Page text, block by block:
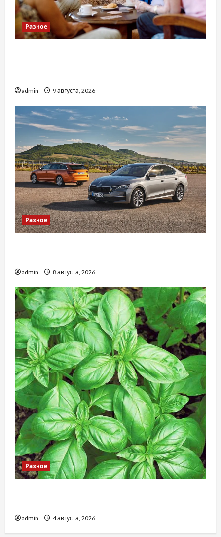
Разное
admin 9 августа, 2026
Разное
admin 8 августа, 2026
Разное
admin 4 августа, 2026